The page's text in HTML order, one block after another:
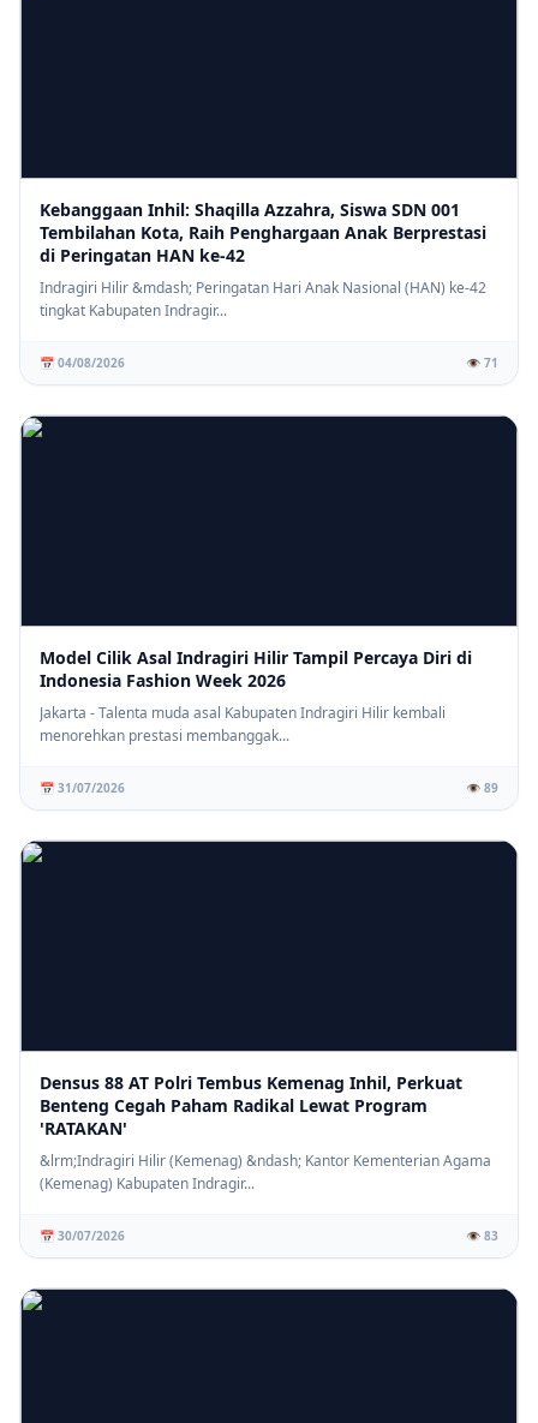
Kebanggaan Inhil: Shaqilla Azzahra, Siswa SDN 001
Tembilahan Kota, Raih Penghargaan Anak Berprestasi
di Peringatan HAN ke-42
Indragiri Hilir &mdash; Peringatan Hari Anak Nasional (HAN) ke-42
tingkat Kabupaten Indragir...
📅 04/08/2026 👁️ 71
Model Cilik Asal Indragiri Hilir Tampil Percaya Diri di
Indonesia Fashion Week 2026
Jakarta - Talenta muda asal Kabupaten Indragiri Hilir kembali
menorehkan prestasi membanggak...
📅 31/07/2026 👁️ 89
Densus 88 AT Polri Tembus Kemenag Inhil, Perkuat
Benteng Cegah Paham Radikal Lewat Program
'RATAKAN'
&lrm;Indragiri Hilir (Kemenag) &ndash; Kantor Kementerian Agama
(Kemenag) Kabupaten Indragir...
📅 30/07/2026 👁️ 83